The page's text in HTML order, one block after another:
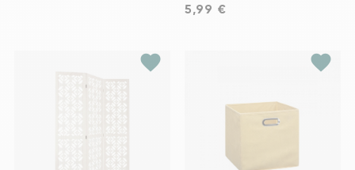
Prix
5,99 €
favorite favorite